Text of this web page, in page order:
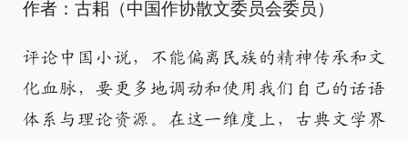
作者：古耜（中国作协散文委员会委员）
评论中国小说，不能偏离民族的精神传承和文
化血脉，要更多地调动和使用我们自己的话语
体系与理论资源。在这一维度上，古典文学界